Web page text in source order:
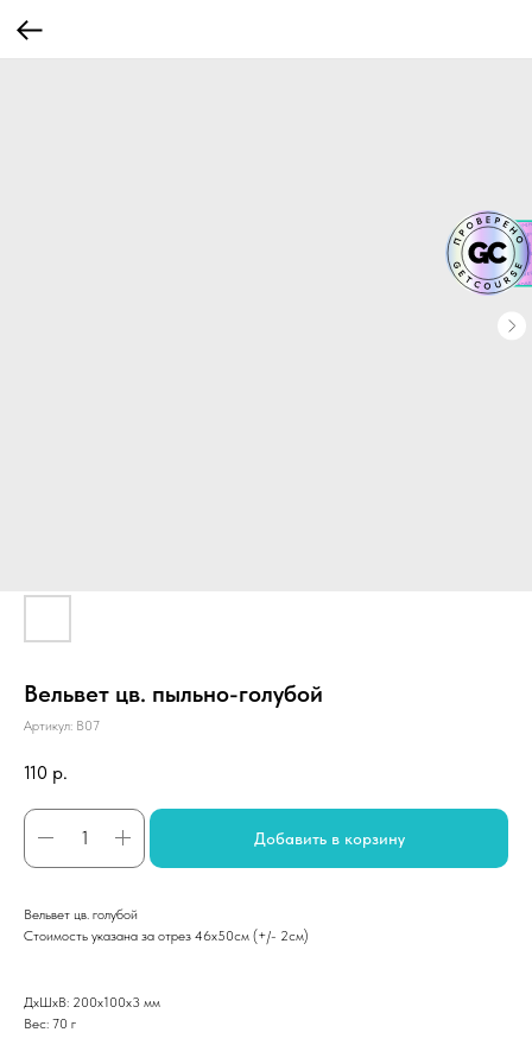
Вельвет цв. пыльно-голубой
Артикул: B07
110 р.
Добавить в корзину
Вельвет цв. голубой
Стоимость указана за отрез 46х50см (+/- 2см)
ДxШxВ: 200x100x3 мм
Вес: 70 г